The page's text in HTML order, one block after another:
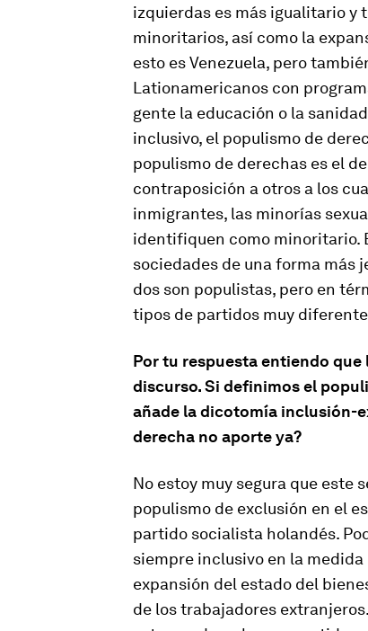
izquierdas es más igualitario y
minoritarios, así como la
esto es Venezuela, pero
Lationamericanos con
gente la educación o la
inclusivo, el populismo de
populismo de derechas es el
contraposición a otros a los
inmigrantes, las minorías
identifiquen como minoritario.
sociedades de una forma más
dos son populistas, pero en
tipos de partidos muy
Por tu respuesta entiendo
discurso. Si definimos el
añade la dicotomía inclusión-
derecha no aporte ya?
No estoy muy segura que este
populismo de exclusión en el
partido socialista holandés.
siempre inclusivo en la
expansión del estado del
de los trabajadores